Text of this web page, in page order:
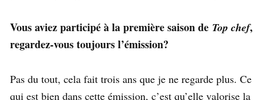
Vous aviez participé à la première saison de Top chef,
regardez-vous toujours l’émission?
Pas du tout, cela fait trois ans que je ne regarde plus. Ce
qui est bien dans cette émission, c’est qu’elle valorise la